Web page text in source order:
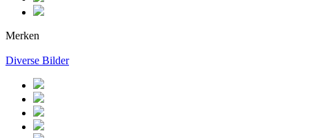
Merken
Diverse Bilder